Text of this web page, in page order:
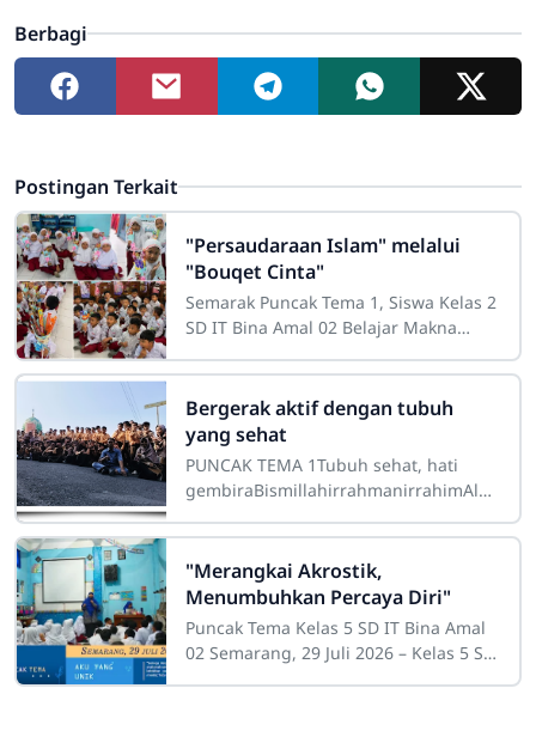
Berbagi
Postingan Terkait
"Persaudaraan Islam" melalui
"Bouqet Cinta"
Semarak Puncak Tema 1, Siswa Kelas 2
SD IT Bina Amal 02 Belajar Makna
Cinta"Semarang, 29 Juli
Bergerak aktif dengan tubuh
yang sehat
PUNCAK TEMA 1Tubuh sehat, hati
gembiraBismillahirrahmanirrahimAlha
puncak tema hari ini berlangsung
dengan
"Merangkai Akrostik,
Menumbuhkan Percaya Diri"
Puncak Tema Kelas 5 SD IT Bina Amal
02 Semarang, 29 Juli 2026 – Kelas 5 SD